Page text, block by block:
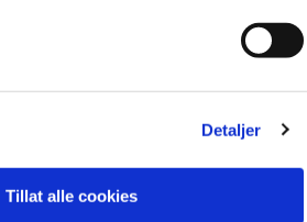
Detaljer
Tillat alle cookies